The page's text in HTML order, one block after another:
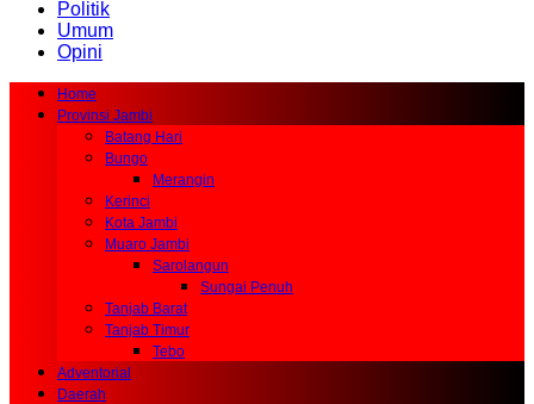
Politik
Umum
Opini
Home
Provinsi Jambi
Batang Hari
Bungo
Merangin
Kerinci
Kota Jambi
Muaro Jambi
Sarolangun
Sungai Penuh
Tanjab Barat
Tanjab Timur
Tebo
Adventorial
Daerah